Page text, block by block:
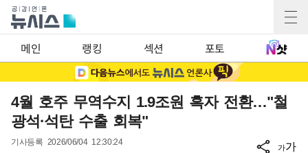
메인 랭킹 섹션 포토
4월 호주 무역수지 1.9조원 흑자 전환…"철
광석·석탄 수출 회복"
기사등록 2026/06/04 12:30:24
가가